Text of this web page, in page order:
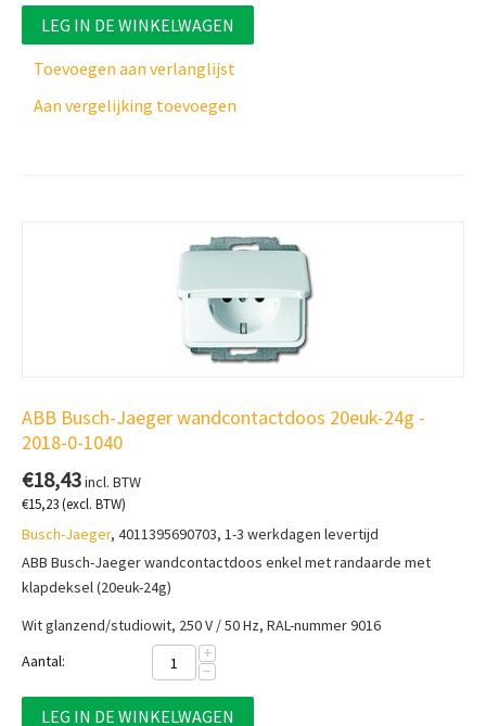
LEG IN DE WINKELWAGEN
Toevoegen aan verlanglijst
Aan vergelijking toevoegen
ABB Busch-Jaeger wandcontactdoos 20euk-24g -
2018-0-1040
€18,43incl. BTW
€15,23(excl. BTW)
Busch-Jaeger, 4011395690703, 1-3 werkdagen levertijd
ABB Busch-Jaeger wandcontactdoos enkel met randaarde met
klapdeksel (20euk-24g)
Wit glanzend/studiowit, 250 V / 50 Hz, RAL-nummer 9016
Aantal:
+
−
LEG IN DE WINKELWAGEN